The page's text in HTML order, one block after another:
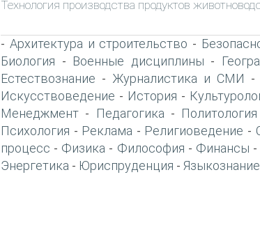
Технология производства продуктов
- Архитектура и строительство -
Биология - Военные дисциплины -
Естествознание - Журналистика и СМИ -
Искусствоведение - История -
Менеджмент - Педагогика - Политология
Психология - Реклама - Религиоведение -
процесс - Физика - Философия - Финансы -
Энергетика - Юриспруденция - Языкознание